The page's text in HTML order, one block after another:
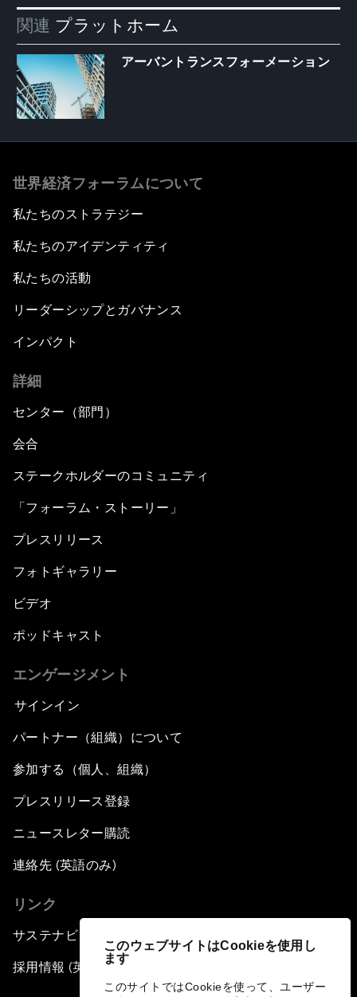
このウェブサイトはCookieを使用し
ます
このサイトではCookieを使って、ユーザー
関連 プラットホーム
アーバントランスフォーメーション
世界経済フォーラムについて
私たちのストラテジー
私たちのアイデンティティ
私たちの活動
リーダーシップとガバナンス
インパクト
詳細
センター（部門）
会合
ステークホルダーのコミュニティ
「フォーラム・ストーリー」
プレスリリース
フォトギャラリー
ビデオ
ポッドキャスト
エンゲージメント
サインイン
パートナー（組織）について
参加する（個人、組織）
プレスリリース登録
ニュースレター購読
連絡先 (英語のみ)
リンク
サステナビリティへの取り組み
採用情報 (英語のみ)